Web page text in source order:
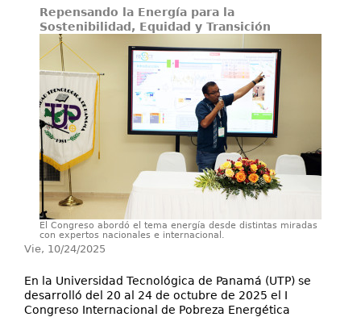
Servicios
Extensión
Eventos
Contáctenos
Repensando la Energía para la
Sostenibilidad, Equidad y Transición
El Congreso abordó el tema energía desde distintas miradas
con expertos nacionales e internacional.
Vie, 10/24/2025
En la Universidad Tecnológica de Panamá (UTP) se
desarrolló del 20 al 24 de octubre de 2025 el I
Congreso Internacional de Pobreza Energética